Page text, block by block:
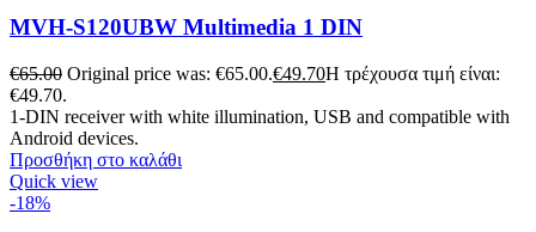
MVH-S120UBW Multimedia 1 DIN
€65.00 Original price was: €65.00.€49.70Η τρέχουσα τιμή είναι:
€49.70.
1-DIN receiver with white illumination, USB and compatible with
Android devices.
Προσθήκη στο καλάθι
Quick view
-18%